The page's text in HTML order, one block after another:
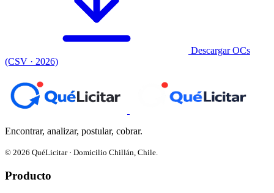
Descargar OCs
(CSV · 2026)
Encontrar, analizar, postular, cobrar.
© 2026 QuéLicitar · Domicilio Chillán, Chile.
Producto